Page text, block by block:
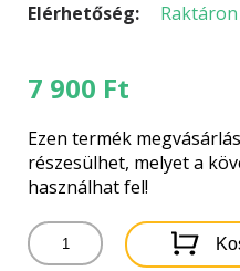
Elérhetőség:
Raktáron
7 900 Ft
Ezen termék
részesülhet, melyet a
használhat fel!
PP838/4
FILTRON